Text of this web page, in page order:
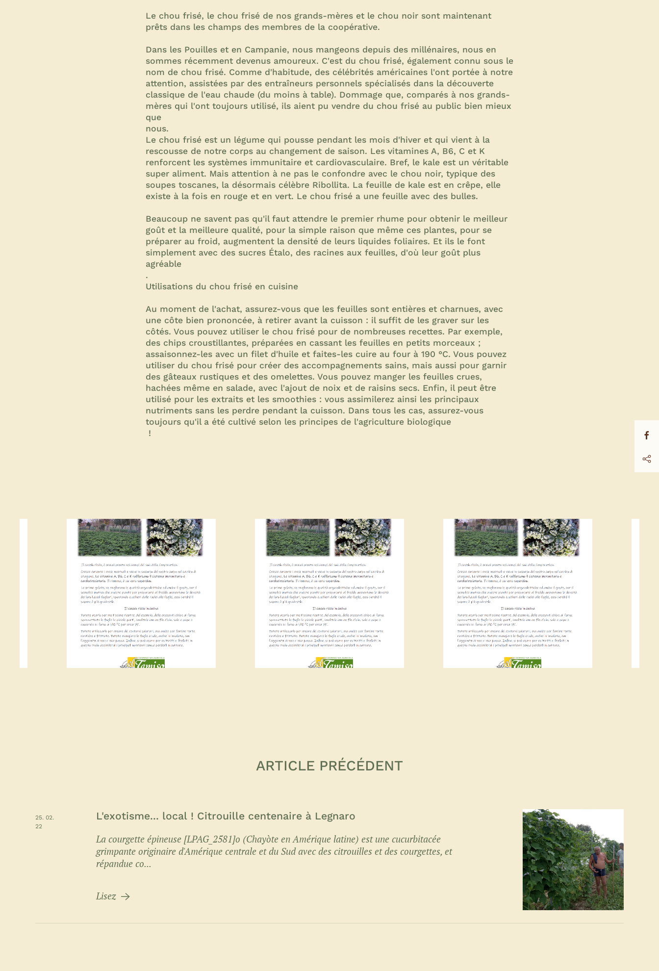
Le chou frisé, le chou frisé de nos grands-mères et le chou noir sont maintenant
prêts dans les champs des membres de la coopérative.
Dans les Pouilles et en Campanie, nous mangeons depuis des millénaires, nous en
sommes récemment devenus amoureux. C'est du chou frisé, également connu sous le
nom de chou frisé. Comme d'habitude, des célébrités américaines l'ont portée à notre
attention, assistées par des entraîneurs personnels spécialisés dans la découverte
classique de l'eau chaude (du moins à table). Dommage que, comparés à nos grands-
mères qui l'ont toujours utilisé, ils aient pu vendre du chou frisé au public bien mieux
que
nous.
Le chou frisé est un légume qui pousse pendant les mois d'hiver et qui vient à la
rescousse de notre corps au changement de saison. Les vitamines A, B6, C et K
renforcent les systèmes immunitaire et cardiovasculaire. Bref, le kale est un véritable
super aliment. Mais attention à ne pas le confondre avec le chou noir, typique des
soupes toscanes, la désormais célèbre Ribollita. La feuille de kale est en crêpe, elle
existe à la fois en rouge et en vert. Le chou frisé a une feuille avec des bulles.
Beaucoup ne savent pas qu'il faut attendre le premier rhume pour obtenir le meilleur
goût et la meilleure qualité, pour la simple raison que même ces plantes, pour se
préparer au froid, augmentent la densité de leurs liquides foliaires. Et ils le font
simplement avec des sucres Étalo, des racines aux feuilles, d'où leur goût plus
agréable
.
Utilisations du chou frisé en cuisine
Au moment de l'achat, assurez-vous que les feuilles sont entières et charnues, avec
une côte bien prononcée, à retirer avant la cuisson : il suffit de les graver sur les
côtés. Vous pouvez utiliser le chou frisé pour de nombreuses recettes. Par exemple,
des chips croustillantes, préparées en cassant les feuilles en petits morceaux ;
assaisonnez-les avec un filet d'huile et faites-les cuire au four à 190 °C. Vous pouvez
utiliser du chou frisé pour créer des accompagnements sains, mais aussi pour garnir
des gâteaux rustiques et des omelettes. Vous pouvez manger les feuilles crues,
hachées même en salade, avec l'ajout de noix et de raisins secs. Enfin, il peut être
utilisé pour les extraits et les smoothies : vous assimilerez ainsi les principaux
nutriments sans les perdre pendant la cuisson. Dans tous les cas, assurez-vous
toujours qu'il a été cultivé selon les principes de l'agriculture biologique
!
ARTICLE PRÉCÉDENT
25. 02.
22
L'exotisme... local ! Citrouille centenaire à Legnaro
La courgette épineuse [LPAG_2581]o (Chayòte en Amérique latine) est une cucurbitacée
grimpante originaire d'Amérique centrale et du Sud avec des citrouilles et des courgettes, et
répandue co...
Lisez